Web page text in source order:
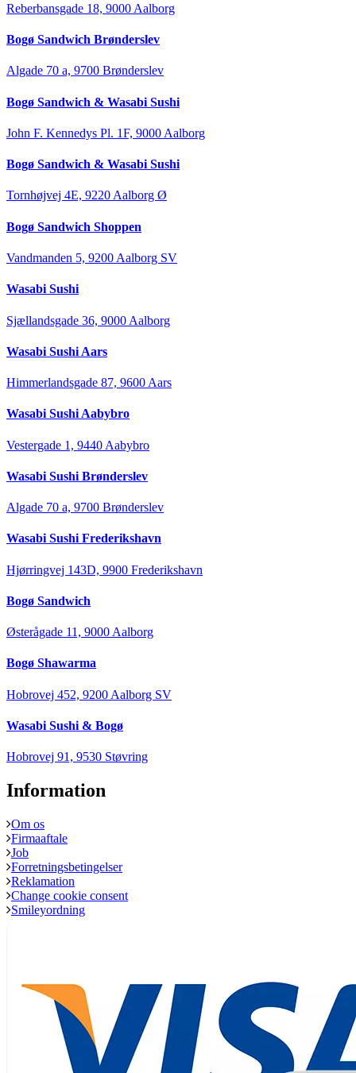
Reberbansgade 18, 9000 Aalborg
Bogø Sandwich Brønderslev
Algade 70 a, 9700 Brønderslev
Bogø Sandwich & Wasabi Sushi
John F. Kennedys Pl. 1F, 9000 Aalborg
Bogø Sandwich & Wasabi Sushi
Tornhøjvej 4E, 9220 Aalborg Ø
Bogø Sandwich Shoppen
Vandmanden 5, 9200 Aalborg SV
Wasabi Sushi
Sjællandsgade 36, 9000 Aalborg
Wasabi Sushi Aars
Himmerlandsgade 87, 9600 Aars
Wasabi Sushi Aabybro
Vestergade 1, 9440 Aabybro
Wasabi Sushi Brønderslev
Algade 70 a, 9700 Brønderslev
Wasabi Sushi Frederikshavn
Hjørringvej 143D, 9900 Frederikshavn
Bogø Sandwich
Østerågade 11, 9000 Aalborg
Bogø Shawarma
Hobrovej 452, 9200 Aalborg SV
Wasabi Sushi & Bogø
Hobrovej 91, 9530 Støvring
Information
Om os
Firmaaftale
Job
Forretningsbetingelser
Reklamation
Change cookie consent
Smileyordning